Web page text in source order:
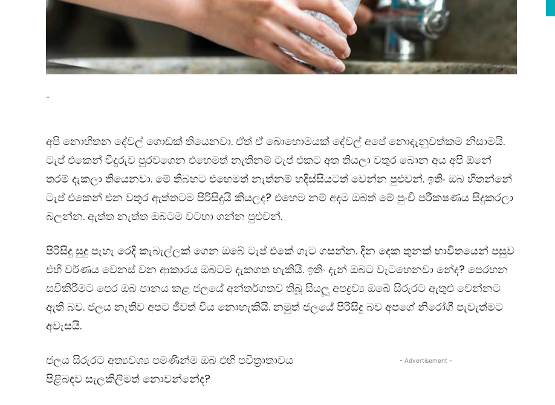
-
අපි නොහිතන දේවල් ගොඩක් තියෙනවා. ඒත් ඒ බොහොමයක් දේවල් අපේ නොදැනුවත්කම නිසාමයි.
ටැප් එකෙන් වීදුරුව පුරවගෙන එහෙමත් නැතිනම් ටැප් එකට අත තියලා වතුර බොන අය අපි ඕනේ
තරම් දැකලා තියෙනවා. මේ තිබහට එහෙමත් නැත්නම් හදිස්සියටත් වෙන්න පුළුවන්. ඉතිං ඔබ හිතන්නේ
ටැප් එකෙන් එන වතුර ඇත්තටම පිරිසිදුයි කියලද? එහෙම නම් අදම ඔබත් මේ පුංචි පරීක‍ෂණය සිදුකරලා
බලන්න. ඇත්ත නැත්ත ඔබටම වටහා ගන්න පුළුවන්.
පිරිසිදු සුදු පැහැ රෙදි කැබැල්ලක් ගෙන ඔබේ ටැප් එකේ ගැට ගසන්න. දින දෙක තුනක් භාවිතයෙන් පසුව
එහි වර්ණය වෙනස් වන ආකාරය ඔබටම දැකගත හැකියි. ඉතිං දැන් ඔබට වැටහෙනවා නේද? පෙරහන
සවිකිරීමට පෙර ඔබ පානය කළ ජලයේ අන්තර්ගතව තිබූ සියලූ අපද්‍රව්‍ය ඔබේ සිරුරට ඇතුළු වෙන්නට
ඇති බව. ජලය නැතිව අපට ජීවත් විය නොහැකියි. නමුත් ජලයේ පිරිසිදු බව අපගේ නිරෝගී පැවැත්මට
අවැසයි.
- Advertisement -
ජලය සිරුරට අත්‍යවශ්‍ය පමණින්ම ඔබ එහි පවිත්‍රාතාවය
පිළිබඳව සැලකිලිමත් නොවන්නේද?